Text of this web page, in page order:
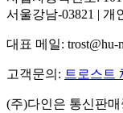
서울강남-03821 | 개
대표 메일: trost@hu-
고객문의: 트로스트
(주)다인은 통신판